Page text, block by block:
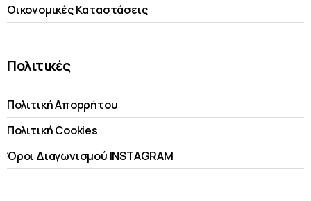
Οικονομικές Kαταστάσεις
Πολιτικές
Πολιτική Απορρήτου
Πολιτική Cookies
Όροι Διαγωνισμού INSTAGRAM